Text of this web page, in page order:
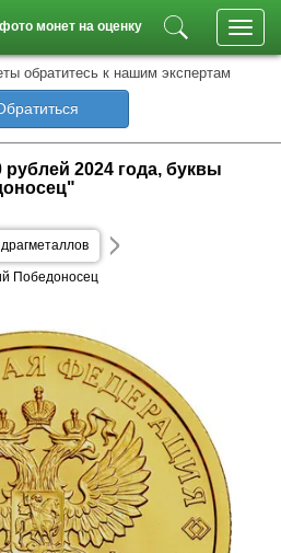
монет на оценку
обратитесь к нашим экспертам
2024 года, буквы
Победоносец